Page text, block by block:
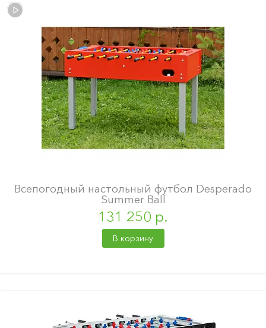
Всепогодный настольный футбол Desperado
Summer Ball
131 250 р.
В корзину